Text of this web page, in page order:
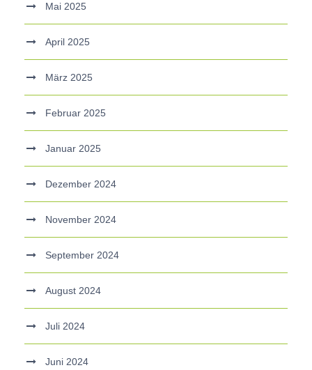
Mai 2025
April 2025
März 2025
Februar 2025
Januar 2025
Dezember 2024
November 2024
September 2024
August 2024
Juli 2024
Juni 2024